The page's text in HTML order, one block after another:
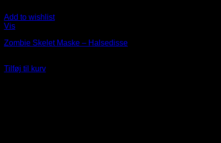
Add to wishlist
Vis
Zombie Skelet Maske – Halsedisse
Tilføj til kurv